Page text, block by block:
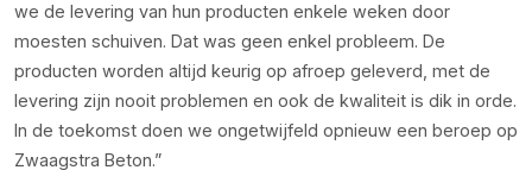
we de levering van hun producten enkele weken door
moesten schuiven. Dat was geen enkel probleem. De
producten worden altijd keurig op afroep geleverd, met de
levering zijn nooit problemen en ook de kwaliteit is dik in orde.
In de toekomst doen we ongetwijfeld opnieuw een beroep op
Zwaagstra Beton.”